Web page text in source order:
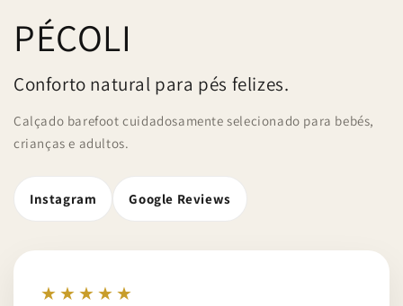
PÉCOLI
Conforto natural para pés felizes.
Calçado barefoot cuidadosamente selecionado para bebés,
crianças e adultos.
Instagram Google Reviews
★★★★★